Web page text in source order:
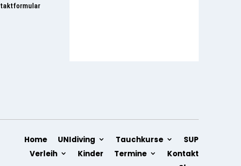
Home UNIdiving Tauchkurse
SUP
Verleih
Kinder Termine
Kontakt